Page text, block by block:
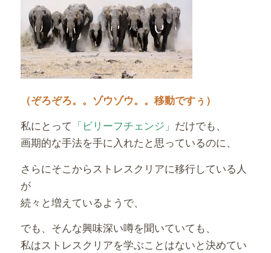
（ぞろぞろ。。ゾウゾウ。。移動ですぅ）
私にとって 「ビリーフチェンジ」 だけでも、
画期的な手法を手に入れたと思っているのに、
さらにそこからストレスクリアに移行している人
が
続々と増えているようで、
でも、そんな興味深い噂を聞いていても、
私はストレスクリアを学ぶことはないと決めてい